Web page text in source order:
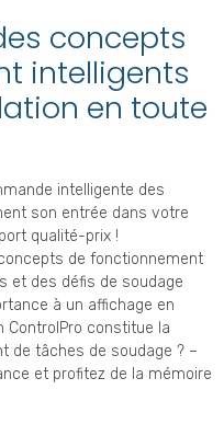
concepts
intelligents
en toute
intelligente des
son entrée dans votre
qualité-prix !
de fonctionnement
et des défis de soudage
à un affichage en
constitue la
de tâches de soudage ? –
et profitez de la mémoire